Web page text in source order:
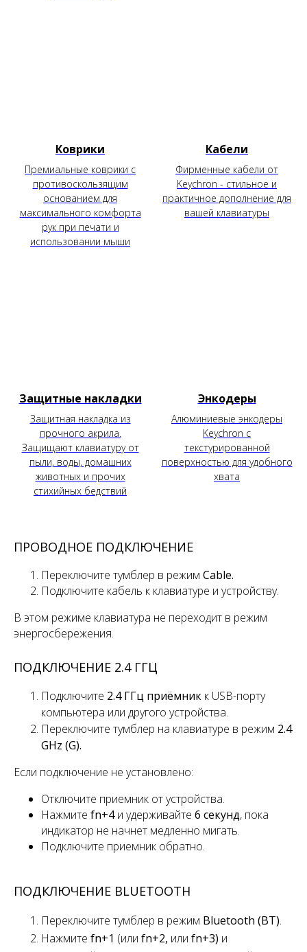
Коврики
Премиальные коврики с
противоскользящим
основанием для
максимального комфорта
рук при печати и
использовании мыши
Кабели
Фирменные кабели от
Keychron - стильное и
практичное дополнение для
вашей клавиатуры
Защитные накладки
Защитная накладка из
прочного акрила.
Защищают клавиатуру от
пыли, воды, домашних
животных и прочих
стихийных бедствий
Энкодеры
Алюминиевые энкодеры
Keychron с
текстурированной
поверхностью для удобного
хвата
ПРОВОДНОЕ ПОДКЛЮЧЕНИЕ
Переключите тумблер в режим Cable.
Подключите кабель к клавиатуре и устройству.
В этом режиме клавиатура не переходит в режим
энергосбережения.
ПОДКЛЮЧЕНИЕ 2.4 ГГЦ
Подключите 2.4 ГГц приёмник к USB-порту
компьютера или другого устройства.
Переключите тумблер на клавиатуре в режим 2.4
GHz (G).
Если подключение не установлено:
Отключите приемник от устройства.
Нажмите fn+4и удерживайте 6 секунд, пока
индикатор не начнет медленно мигать.
Подключите приемник обратно.
ПОДКЛЮЧЕНИЕ BLUETOOTH
Переключите тумблер в режим Bluetooth (BT).
Нажмите fn+1 (или fn+2, или fn+3) и